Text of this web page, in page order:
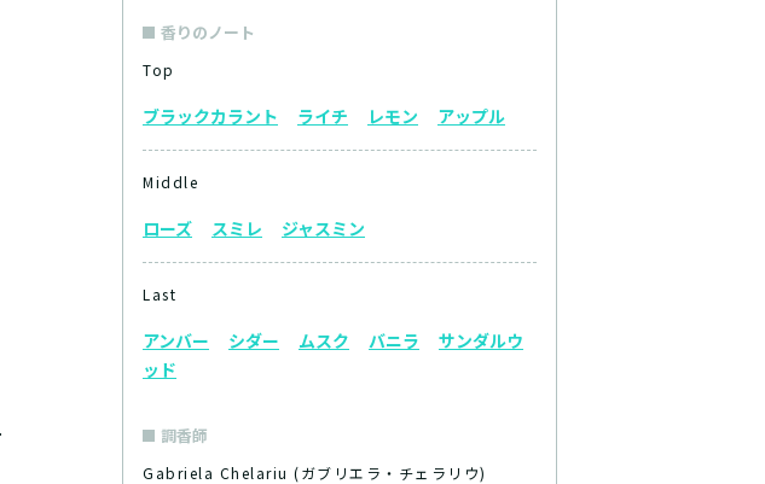
香りのノート
Top
ブラックカラント ライチ レモン アップル
Middle
ローズ スミレ ジャスミン
Last
アンバー シダー ムスク バニラ
サンダルウ
ッド
調香師
Gabriela Chelariu (ガブリエラ・チェラリウ)